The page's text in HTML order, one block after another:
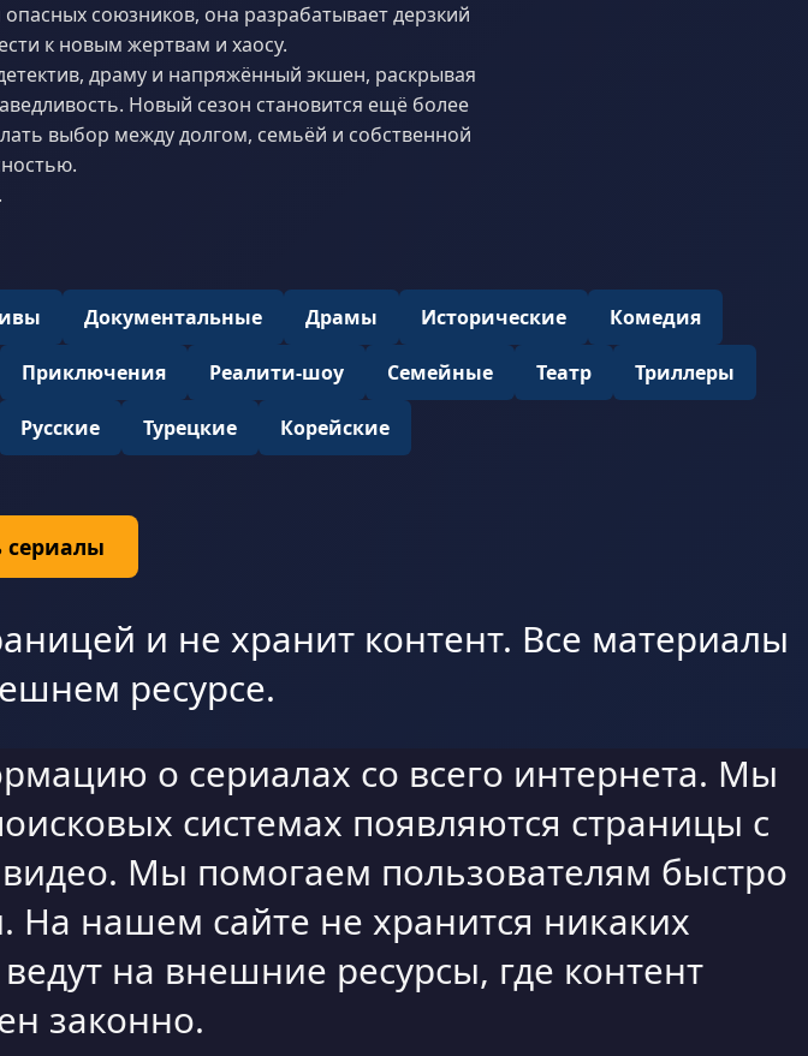
союзников, она разрабатывает дерзкий
к новым жертвам и хаосу.
драму и напряжённый экшен, раскрывая
Новый сезон становится ещё более
выбор между долгом, семьёй и собственной
.
Документальные Драмы Исторические Комедия
Приключения Реалити-шоу Семейные Театр Триллеры
Русские Турецкие Корейские
сериалы
и не хранит контент. Все материалы
ресурсе.
о сериалах со всего интернета. Мы
системах появляются страницы с
Мы помогаем пользователям быстро
На нашем сайте не хранится никаких
на внешние ресурсы, где контент
законно.